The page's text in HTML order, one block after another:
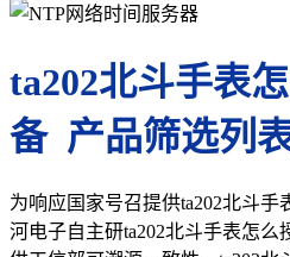
ta202北斗手表
备 产品筛选列
为响应国家号召提供ta202北斗
河电子自主研ta202北斗手表怎么